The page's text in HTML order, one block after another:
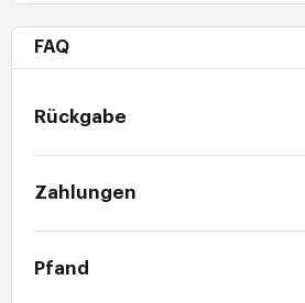
FAQ
Rückgabe
Zahlungen
Pfand